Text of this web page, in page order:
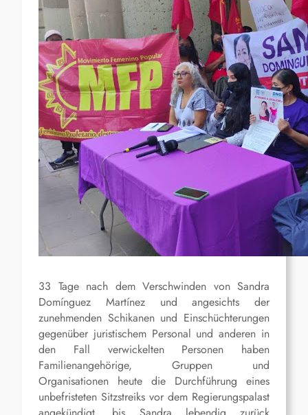
33 Tage nach dem Verschwinden von Sandra
Domínguez Martínez und angesichts der
zunehmenden Schikanen und Einschüchterungen
gegenüber juristischem Personal und anderen in
den Fall verwickelten Personen haben
Familienangehörige, Gruppen und
Organisationen heute die Durchführung eines
unbefristeten Sitzstreiks vor dem Regierungspalast